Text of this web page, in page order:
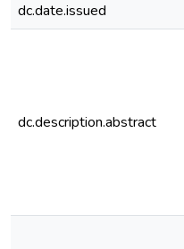
dc.date.issued
dc.description.abstract